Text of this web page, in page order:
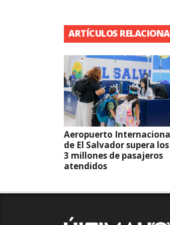
ARTÍCULOS
Aeropuerto
de El Salvador supera los
3 millones de pasajeros
atendidos